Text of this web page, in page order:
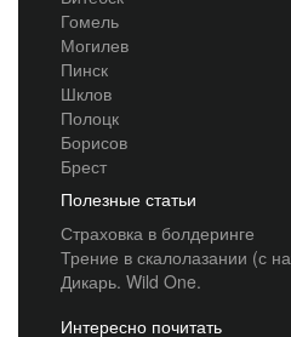
Гомель
Могилев
Пинск
Шклов
Полоцк
Борисов
Брест
Полезные статьи
Страховка в болдеринге
Трение в скалолазании (с
Дикарь. Wild One.
Интересно почитать